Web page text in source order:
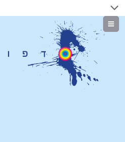
Menu